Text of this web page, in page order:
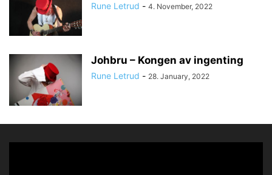
Rune Letrud - 4. November, 2022
Johbru – Kongen av ingenting
Rune Letrud - 28. January, 2022